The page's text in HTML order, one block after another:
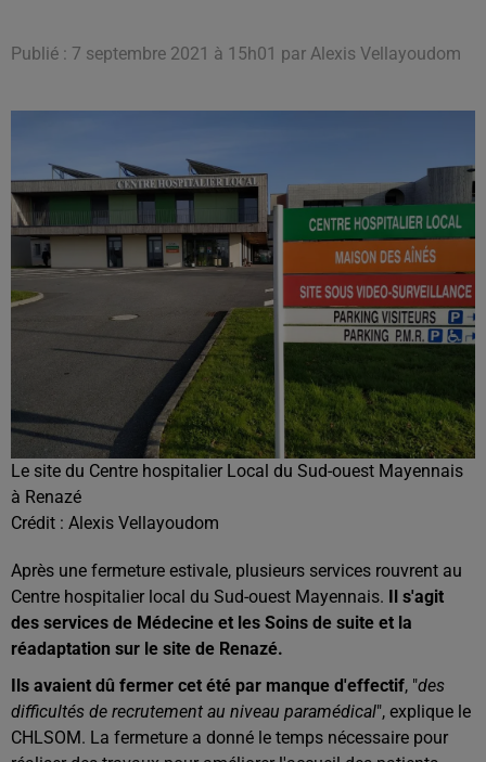
Publié : 7 septembre 2021 à 15h01 par Alexis Vellayoudom
Le site du Centre hospitalier Local du Sud-ouest Mayennais
à Renazé
Crédit : Alexis Vellayoudom
Après une fermeture estivale, plusieurs services rouvrent au
Centre hospitalier local du Sud-ouest Mayennais. Il s'agit
des services de Médecine et les Soins de suite et la
réadaptation sur le site de Renazé.
Ils avaient dû fermer cet été par manque d'effectif, "des
difficultés de recrutement au niveau paramédical", explique le
CHLSOM. La fermeture a donné le temps nécessaire pour